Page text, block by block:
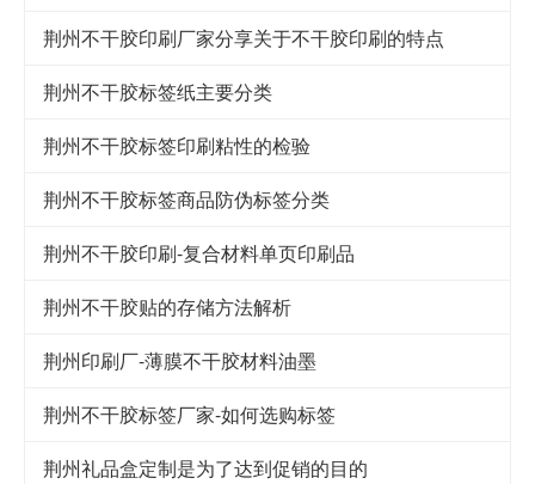
荆州不干胶印刷厂家分享关于不干胶印刷的特点
荆州不干胶标签纸主要分类
荆州不干胶标签印刷粘性的检验
荆州不干胶标签商品防伪标签分类
荆州不干胶印刷-复合材料单页印刷品
荆州不干胶贴的存储方法解析
荆州印刷厂-薄膜不干胶材料油墨
荆州不干胶标签厂家-如何选购标签
荆州礼品盒定制是为了达到促销的目的